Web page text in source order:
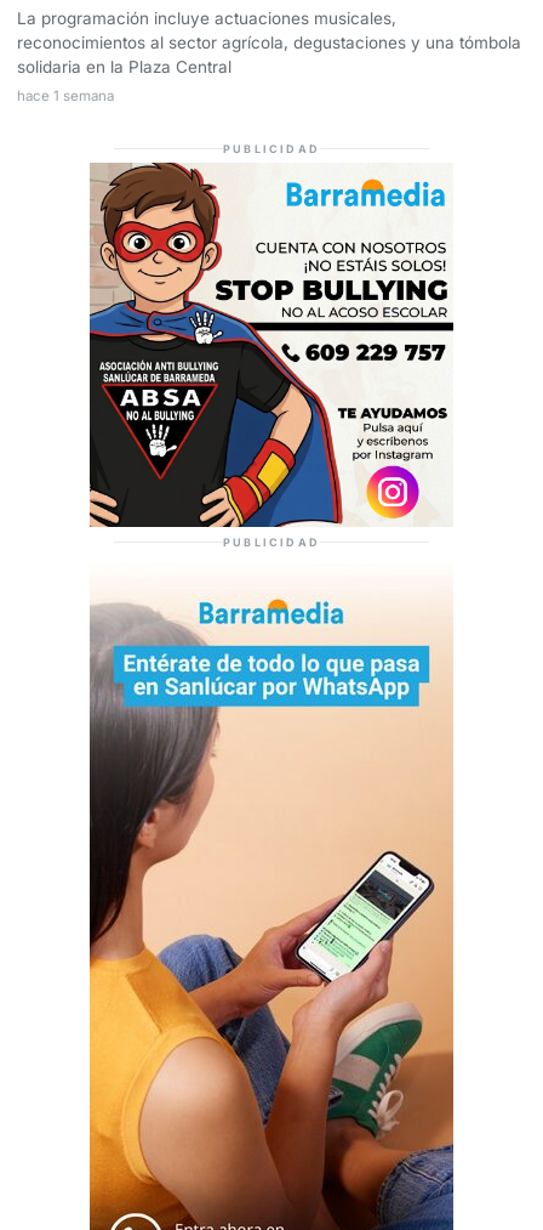
La programación incluye actuaciones musicales,
reconocimientos al sector agrícola, degustaciones y una tómbola
solidaria en la Plaza Central
hace 1 semana
PUBLICIDAD
PUBLICIDAD